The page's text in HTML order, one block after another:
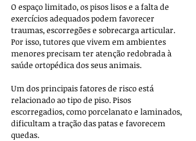
O espaço limitado, os pisos lisos e a falta de
exercícios adequados podem favorecer
traumas, escorregões e sobrecarga articular.
Por isso, tutores que vivem em ambientes
menores precisam ter atenção redobrada à
saúde ortopédica dos seus animais.
Um dos principais fatores de risco está
relacionado ao tipo de piso. Pisos
escorregadios, como porcelanato e laminados,
dificultam a tração das patas e favorecem
quedas.